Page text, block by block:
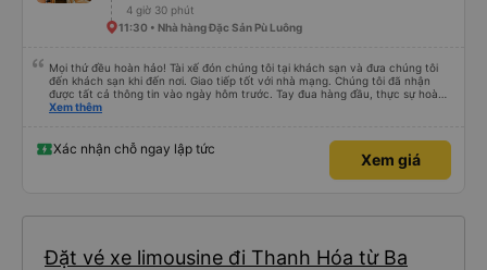
4 giờ 30 phút
11:30 • Nhà hàng Đặc Sản Pù Luông
Mọi thứ đều hoàn hảo! Tài xế đón chúng tôi tại khách sạn và đưa chúng tôi
đến khách sạn khi đến nơi. Giao tiếp tốt với nhà mạng. Chúng tôi đã nhận
được tất cả thông tin vào ngày hôm trước. Tay đua hàng đầu, thực sự hoàn
hảo! 👍
Xem thêm
Xác nhận chỗ ngay lập tức
Xem giá
Đặt vé xe limousine đi Thanh Hóa từ Ba